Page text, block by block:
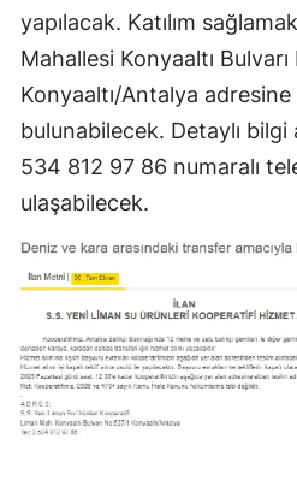
yapılacak. Katılım
Mahallesi Konyaaltı
Konyaaltı/Antalya
bulunabilecek. Detaylı
534 812 97 86 numaralı
ulaşabilecek.